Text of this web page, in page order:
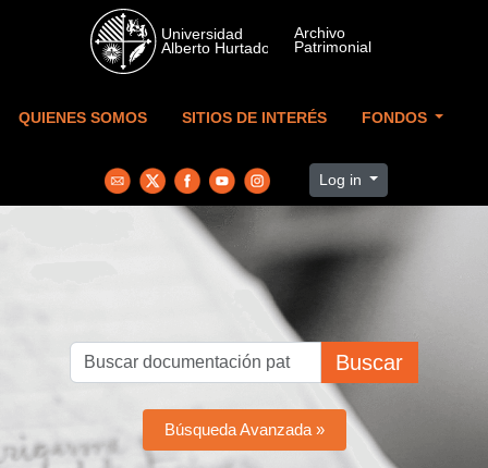
Skip to main content
QUIENES SOMOS SITIOS DE INTERÉS FONDOS
Log in
Buscar
Búsqueda Avanzada »